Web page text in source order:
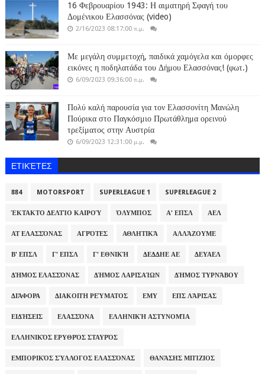
16 Φεβρουαρίου 1943: Η αιματηρή Σφαγή του
Δομένικου Ελασσόνας (video)
2/16/2023 08:17:00 π.μ.
Με μεγάλη συμμετοχή, παιδικά χαμόγελα και όμορφες
εικόνες η ποδηλατάδα του Δήμου Ελασσόνας! (φωτ.)
6/09/2023 09:36:00 π.μ.
Πολύ καλή παρουσία για τον Ελασσονίτη Μανώλη
Πούρικα στο Παγκόσμιο Πρωτάθλημα ορεινού
τρεξίματος στην Αυστρία
6/09/2023 12:31:00 μ.μ.
ΕΤΙΚΈΤΕΣ
884 MOTORSPORT SUPERLEAGUE 1 SUPERLEAGUE 2
ΈΚΤΑΚΤΟ ΔΕΛΤΊΟ ΚΑΙΡΟΎ ΌΛΥΜΠΟΣ Α' ΕΠΣΛ ΑΕΛ
ΑΤ ΕΛΑΣΣΌΝΑΣ ΑΓΡΌΤΕΣ ΑΘΛΗΤΙΚΆ ΑΛΛΆΖΟΥΜΕ
Β' ΕΠΣΛ Γ' ΕΠΣΛ Γ' ΕΘΝΙΚΉ ΔΕΔΔΗΕ ΑΕ ΔΕΥΑΕΛ
ΔΉΜΟΣ ΕΛΑΣΣΌΝΑΣ ΔΉΜΟΣ ΛΑΡΙΣΑΊΩΝ ΔΉΜΟΣ ΤΥΡΝΆΒΟΥ
ΔΙΆΦΟΡΑ ΔΙΑΚΟΠΉ ΡΕΎΜΑΤΟΣ ΕΜΥ ΕΠΣ ΛΆΡΙΣΑΣ
ΕΙΔΉΣΕΙΣ ΕΛΑΣΣΌΝΑ ΕΛΛΗΝΙΚΉ ΑΣΤΥΝΟΜΊΑ
ΕΛΛΗΝΙΚΌΣ ΕΡΥΘΡΌΣ ΣΤΑΥΡΌΣ
ΕΜΠΟΡΙΚΌΣ ΣΎΛΛΟΓΟΣ ΕΛΑΣΣΌΝΑΣ ΘΑΝΆΣΗΣ ΜΠΊΖΙΟΣ